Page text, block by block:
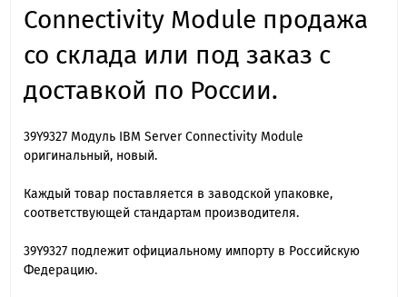
Connectivity Module продажа
со склада или под заказ с
доставкой по России.
39Y9327 Модуль IBM Server Connectivity Module
оригинальный, новый.
Каждый товар поставляется в заводской упаковке,
соответствующей стандартам производителя.
39Y9327 подлежит официальному импорту в Российскую
Федерацию.